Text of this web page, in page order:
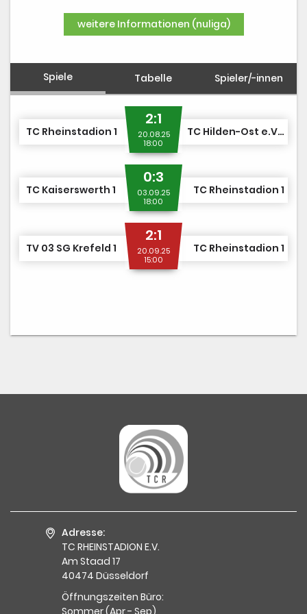
weitere Informationen (nuliga)
Spiele Tabelle Spieler/-innen
TC Rheinstadion 1
2:1
20.08.25
18:00
TC Hilden-Ost e.V. 1
TC Kaiserswerth 1
0:3
03.09.25
18:00
TC Rheinstadion 1
TV 03 SG Krefeld 1
2:1
20.09.25
15:00
TC Rheinstadion 1
Adresse:
TC RHEINSTADION E.V.
Am Staad 17
40474 Düsseldorf
Öffnungszeiten Büro:
Sommer (Apr - Sep)